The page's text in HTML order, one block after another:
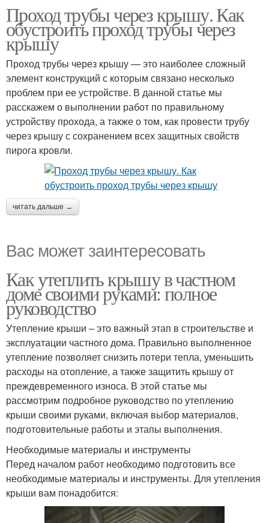
Проход трубы через крышу. Как
обустроить проход трубы через
крышу
Проход трубы через крышу — это наиболее сложный
элемент конструкций с которым связано несколько
проблем при ее устройстве. В данной статье мы
расскажем о выполнении работ по правильному
устройству прохода, а также о том, как провести трубу
через крышу с сохранением всех защитных свойств
пирога кровли.
читать дальше →
Вас может заинтересовать
Как утеплить крышу в частном
доме своими руками: полное
руководство
Утепление крыши – это важный этап в строительстве и
эксплуатации частного дома. Правильно выполненное
утепление позволяет снизить потери тепла, уменьшить
расходы на отопление, а также защитить крышу от
преждевременного износа. В этой статье мы
рассмотрим подробное руководство по утеплению
крыши своими руками, включая выбор материалов,
подготовительные работы и этапы выполнения.
Необходимые материалы и инструменты
Перед началом работ необходимо подготовить все
необходимые материалы и инструменты. Для утепления
крыши вам понадобится: